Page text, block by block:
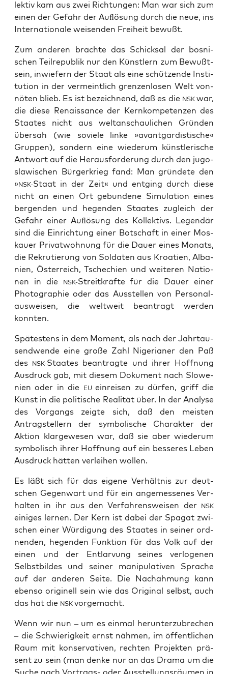
lek­tiv kam aus zwei Rich­tun­gen: Man war sich zum
einen der Gefahr der Auﬂö­sung durch die neue, ins
Inter­na­tio­na­le wei­sen­den Frei­heit bewußt.
Zum ande­ren brach­te das Schick­sal der bos­ni­
schen Teil­re­pu­blik nur den Künst­lern zum Bewußt­
sein, inwie­fern der Staat als eine schüt­zen­de Insti­
tu­ti­on in der ver­meint­lich gren­zen­lo­sen Welt von­
nö­ten blieb. Es ist bezeich­nend, daß es die NSKwar,
die die­se Renais­sance der Kern­kom­pe­ten­zen des
Staa­tes nicht aus welt­an­schau­li­chen Grün­den
über­sah (wie sovie­le lin­ke »avant­gar­dis­ti­sche«
Grup­pen), son­dern eine wie­der­um künst­le­ri­sche
Ant­wort auf die Her­aus­for­de­rung durch den jugo­
sla­wi­schen Bür­ger­krieg fand: Man grün­de­te den
»NSK-Staat in der Zeit« und ent­ging durch die­se
nicht an einen Ort gebun­de­ne Simu­la­ti­on eines
ber­gen­den und hegen­den Staa­tes zugleich der
Gefahr einer Auﬂö­sung des Kol­lek­tivs. Legen­där
sind die Ein­rich­tung einer Bot­schaft in einer Mos­
kau­er Pri­vat­woh­nung für die Dau­er eines Monats,
die Rekru­tie­rung von Sol­da­ten aus Kroa­ti­en, Alba­
ni­en, Öster­reich, Tsche­chi­en und wei­te­ren Natio­
nen in die
NSK-Streit­kräf­te für die Dau­er einer
Pho­to­gra­phie oder das Aus­stel­len von Per­so­nal­
aus­wei­sen, die welt­weit bean­tragt wer­den
konnten.
Spä­tes­tens in dem Moment, als nach der Jahr­tau­
send­wen­de eine gro­ße Zahl Nige­ria­ner den Paß
des NSK-Staa­tes bean­trag­te und ihrer Hoff­nung
Aus­druck gab, mit die­sem Doku­ment nach Slo­we­
ni­en oder in die EUein­rei­sen zu dür­fen, griff die
Kunst in die poli­ti­sche Rea­li­tät über. In der Ana­ly­se
des Vor­gangs zeig­te sich, daß den meis­ten
Antrag­stel­lern der sym­bo­li­sche Cha­rak­ter der
Akti­on klar­ge­we­sen war, daß sie aber wie­der­um
sym­bo­lisch ihrer Hoff­nung auf ein bes­se­res Leben
Aus­druck hät­ten ver­lei­hen wollen.
Es läßt sich für das eige­ne Ver­hält­nis zur deut­
schen Gegen­wart und für ein ange­mes­se­nes Ver­
hal­ten in ihr aus den Ver­fah­rens­wei­sen der NSK
eini­ges ler­nen. Der Kern ist dabei der Spa­gat zwi­
schen einer Wür­di­gung des Staa­tes in sei­ner ord­
nen­den, hegen­den Funk­ti­on für das Volk auf der
einen und der Ent­lar­vung sei­nes ver­lo­ge­nen
Selbst­bil­des und sei­ner mani­pu­la­ti­ven Spra­che
auf der ande­ren Sei­te. Die Nach­ah­mung kann
eben­so ori­gi­nell sein wie das Ori­gi­nal selbst, auch
das hat die NSK vor­ge­macht.
Wenn wir nun – um es ein­mal her­un­ter­zu­bre­chen
– die Schwie­rig­keit ernst näh­men, im öffent­li­chen
Raum mit kon­ser­va­ti­ven, rech­ten Pro­jek­ten prä­
sent zu sein (man den­ke nur an das Dra­ma um die
Suche nach Vor­trags- oder Aus­stel­lungs­räu­men in